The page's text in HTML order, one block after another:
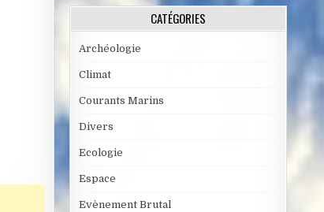
CATÉGORIES
Archéologie
Climat
Courants Marins
Divers
Ecologie
Espace
Evènement Brutal